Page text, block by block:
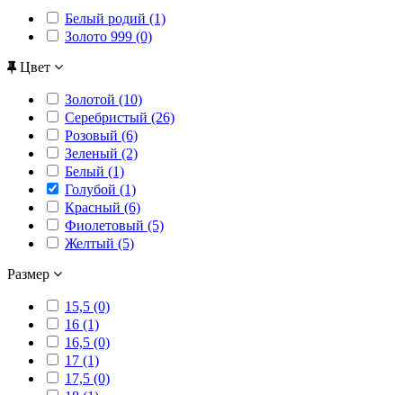
Белый родий (1)
Золото 999 (0)
Цвет
Золотой (10)
Серебристый (26)
Розовый (6)
Зеленый (2)
Белый (1)
Голубой (1)
Красный (6)
Фиолетовый (5)
Желтый (5)
Размер
15,5 (0)
16 (1)
16,5 (0)
17 (1)
17,5 (0)